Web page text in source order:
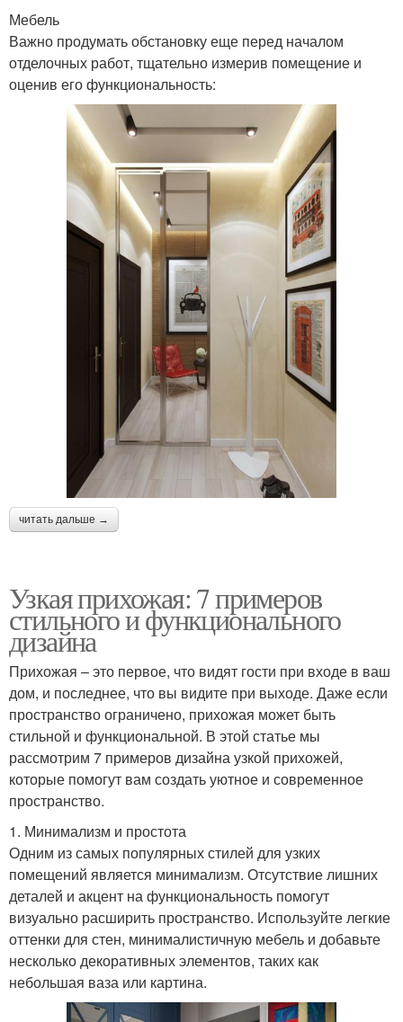
Мебель
Важно продумать обстановку еще перед началом
отделочных работ, тщательно измерив помещение и
оценив его функциональность:
читать дальше →
Узкая прихожая: 7 примеров
стильного и функционального
дизайна
Прихожая – это первое, что видят гости при входе в ваш
дом, и последнее, что вы видите при выходе. Даже если
пространство ограничено, прихожая может быть
стильной и функциональной. В этой статье мы
рассмотрим 7 примеров дизайна узкой прихожей,
которые помогут вам создать уютное и современное
пространство.
1. Минимализм и простота
Одним из самых популярных стилей для узких
помещений является минимализм. Отсутствие лишних
деталей и акцент на функциональность помогут
визуально расширить пространство. Используйте легкие
оттенки для стен, минималистичную мебель и добавьте
несколько декоративных элементов, таких как
небольшая ваза или картина.